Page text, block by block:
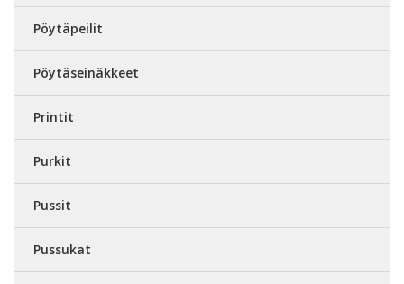
Pöytäpeilit
Pöytäseinäkkeet
Printit
Purkit
Pussit
Pussukat